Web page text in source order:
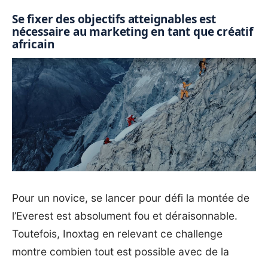
Se fixer des objectifs atteignables est
nécessaire au marketing en tant que créatif
africain
Pour un novice, se lancer pour défi la montée de
l’Everest est absolument fou et déraisonnable.
Toutefois, Inoxtag en relevant ce challenge
montre combien tout est possible avec de la